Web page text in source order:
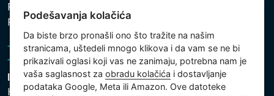
Politika zaštite ličnih i drugih obrađivanih podataka
Politika kolačića
Intex Trading, s.r.o.
Hradecká 2526/3
Podešavanja kolačića
Da biste brzo pronašli ono što tražite na našim
stranicama, uštedeli mnogo klikova i da vam se ne bi
prikazivali oglasi koji vas ne zanimaju, potrebna nam je
vaša saglasnost zaobradu kolačića i dostavljanje
podataka Google, Meta ili Amazon. Ove datoteke